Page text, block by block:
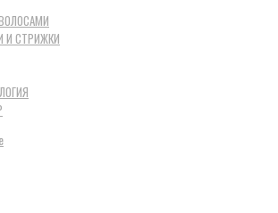
И СТРИЖКИ